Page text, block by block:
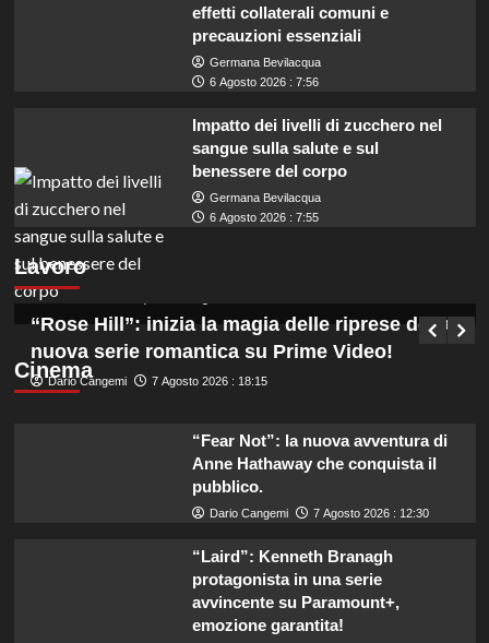
effetti collaterali comuni e
precauzioni essenziali
Germana Bevilacqua
6 Agosto 2026 : 7:56
Impatto dei livelli di zucchero nel
sangue sulla salute e sul
benessere del corpo
Germana Bevilacqua
6 Agosto 2026 : 7:55
Lavoro
Mobilità: Opportunità per 64 Assistenti e 123
Funzionari, scopri come candidarti!
Germana Bevilacqua
Cinema
“Rose Hill”: inizia la magia delle riprese della
nuova serie romantica su Prime Video!
Dario Cangemi 7 Agosto 2026 : 18:15
“Fear Not”: la nuova avventura di
Anne Hathaway che conquista il
pubblico.
Dario Cangemi 7 Agosto 2026 : 12:30
“Laird”: Kenneth Branagh
protagonista in una serie
avvincente su Paramount+,
emozione garantita!